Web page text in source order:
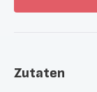
das
Zutaten